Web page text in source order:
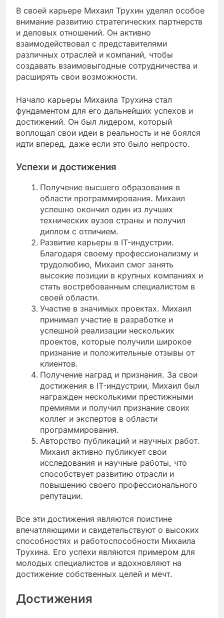
В своей карьере Михаил Трухин уделял особое
внимание развитию стратегических партнерств
и деловых отношений. Он активно
взаимодействовал с представителями
различных отраслей и компаний, чтобы
создавать взаимовыгодные сотрудничества и
расширять свои возможности.
Начало карьеры Михаила Трухина стал
фундаментом для его дальнейших успехов и
достижений. Он был лидером, который
воплощал свои идеи в реальность и не боялся
идти вперед, даже если это было непросто.
Успехи и достижения
Получение высшего образования в
области программирования. Михаил
успешно окончил один из лучших
технических вузов страны и получил
диплом с отличием.
Развитие карьеры в IT-индустрии.
Благодаря своему профессионализму и
трудолюбию, Михаил смог занять
высокие позиции в крупных компаниях и
стать востребованным специалистом в
своей области.
Участие в значимых проектах. Михаил
принимал участие в разработке и
успешной реализации нескольких
проектов, которые получили широкое
признание и положительные отзывы от
клиентов.
Получение наград и признания. За свои
достижения в IT-индустрии, Михаил был
награжден несколькими престижными
премиями и получил признание своих
коллег и экспертов в области
программирования.
Авторство публикаций и научных работ.
Михаил активно публикует свои
исследования и научные работы, что
способствует развитию отрасли и
повышению своего профессионального
репутации.
Все эти достижения являются поистине
впечатляющими и свидетельствуют о высоких
способностях и работоспособности Михаила
Трухина. Его успехи являются примером для
молодых специалистов и вдохновляют на
достижение собственных целей и мечт.
Достижения